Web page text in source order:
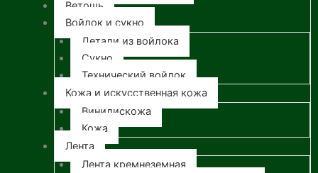
Ветошь
Войлок и сукно
Детали из войлока
Сукно
Технический войлок
Кожа и искусственная кожа
Винилискожа
Кожа
Лента
Лента кремнеземная